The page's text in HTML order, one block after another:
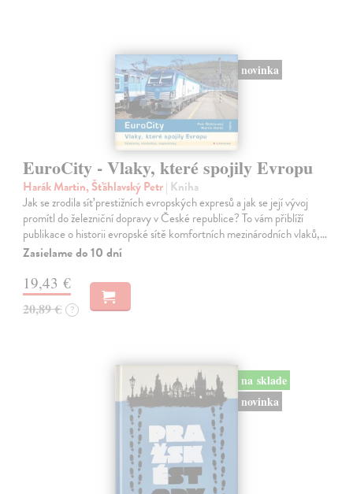
novinka
EuroCity - Vlaky, které spojily Evropu
Harák Martin, Šťáhlavský Petr| Kniha
Jak se zrodila síť prestižních evropských expresů a jak se její vývoj
promítl do železniční dopravy v České republice? To vám přiblíží
publikace o historii evropské sítě komfortních mezinárodních vlaků,…
Zasielame do 10 dní
19,43 €
20,89 € ?
na sklade
novinka